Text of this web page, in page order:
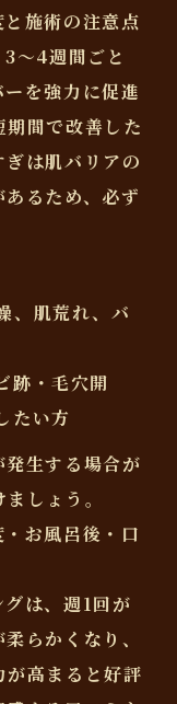
施術の注意点
3～4週間ごと
を強力に促進
間で改善した
ぎは肌バリアの
あるため、必ず
、肌荒れ、バ
跡・毛穴開
たい方
生する場合が
しょう。
お風呂後・口
は、 週1回が
らかくなり、
高まる と好評